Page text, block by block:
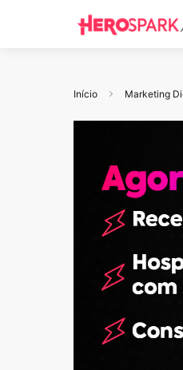
Início Marketing